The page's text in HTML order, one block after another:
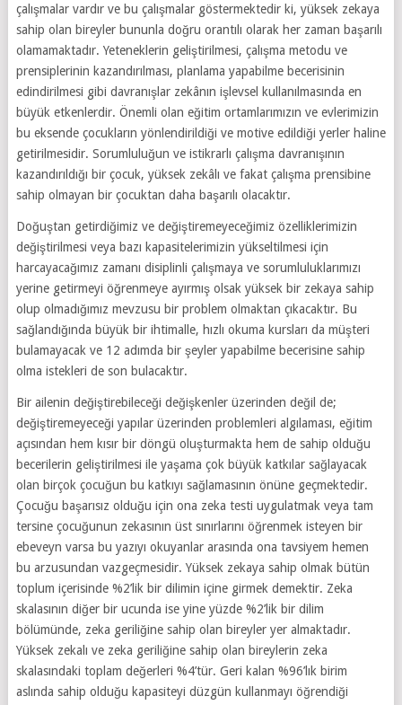
çalışmalar vardır ve bu çalışmalar göstermektedir ki, yüksek zekaya
sahip olan bireyler bununla doğru orantılı olarak her zaman başarılı
olamamaktadır. Yeteneklerin geliştirilmesi, çalışma metodu ve
prensiplerinin kazandırılması, planlama yapabilme becerisinin
edindirilmesi gibi davranışlar zekânın işlevsel kullanılmasında en
büyük etkenlerdir. Önemli olan eğitim ortamlarımızın ve evlerimizin
bu eksende çocukların yönlendirildiği ve motive edildiği yerler haline
getirilmesidir. Sorumluluğun ve istikrarlı çalışma davranışının
kazandırıldığı bir çocuk, yüksek zekâlı ve fakat çalışma prensibine
sahip olmayan bir çocuktan daha başarılı olacaktır.
Doğuştan getirdiğimiz ve değiştiremeyeceğimiz özelliklerimizin
değiştirilmesi veya bazı kapasitelerimizin yükseltilmesi için
harcayacağımız zamanı disiplinli çalışmaya ve sorumluluklarımızı
yerine getirmeyi öğrenmeye ayırmış olsak yüksek bir zekaya sahip
olup olmadığımız mevzusu bir problem olmaktan çıkacaktır. Bu
sağlandığında büyük bir ihtimalle, hızlı okuma kursları da müşteri
bulamayacak ve 12 adımda bir şeyler yapabilme becerisine sahip
olma istekleri de son bulacaktır.
Bir ailenin değiştirebileceği değişkenler üzerinden değil de;
değiştiremeyeceği yapılar üzerinden problemleri algılaması, eğitim
açısından hem kısır bir döngü oluşturmakta hem de sahip olduğu
becerilerin geliştirilmesi ile yaşama çok büyük katkılar sağlayacak
olan birçok çocuğun bu katkıyı sağlamasının önüne geçmektedir.
Çocuğu başarısız olduğu için ona zeka testi uygulatmak veya tam
tersine çocuğunun zekasının üst sınırlarını öğrenmek isteyen bir
ebeveyn varsa bu yazıyı okuyanlar arasında ona tavsiyem hemen
bu arzusundan vazgeçmesidir. Yüksek zekaya sahip olmak bütün
toplum içerisinde %2’lik bir dilimin içine girmek demektir. Zeka
skalasının diğer bir ucunda ise yine yüzde %2’lik bir dilim
bölümünde, zeka geriliğine sahip olan bireyler yer almaktadır.
Yüksek zekalı ve zeka geriliğine sahip olan bireylerin zeka
skalasındaki toplam değerleri %4’tür. Geri kalan %96’lık birim
aslında sahip olduğu kapasiteyi düzgün kullanmayı öğrendiği